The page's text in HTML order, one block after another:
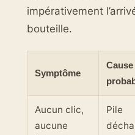
impérativement
bouteille.
Symptôme
Cause
Aucun clic,
aucune
Pile